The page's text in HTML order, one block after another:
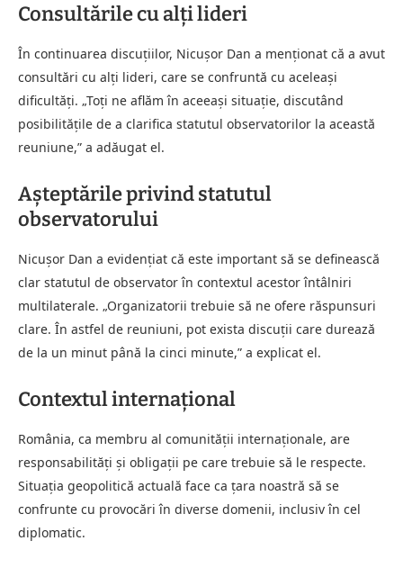
Consultările cu alți lideri
În continuarea discuțiilor, Nicușor Dan a menționat că a avut
consultări cu alți lideri, care se confruntă cu aceleași
dificultăți. „Toți ne aflăm în aceeași situație, discutând
posibilitățile de a clarifica statutul observatorilor la această
reuniune,” a adăugat el.
Așteptările privind statutul
observatorului
Nicușor Dan a evidențiat că este important să se definească
clar statutul de observator în contextul acestor întâlniri
multilaterale. „Organizatorii trebuie să ne ofere răspunsuri
clare. În astfel de reuniuni, pot exista discuții care durează
de la un minut până la cinci minute,” a explicat el.
Contextul internațional
România, ca membru al comunității internaționale, are
responsabilități și obligații pe care trebuie să le respecte.
Situația geopolitică actuală face ca țara noastră să se
confrunte cu provocări în diverse domenii, inclusiv în cel
diplomatic.